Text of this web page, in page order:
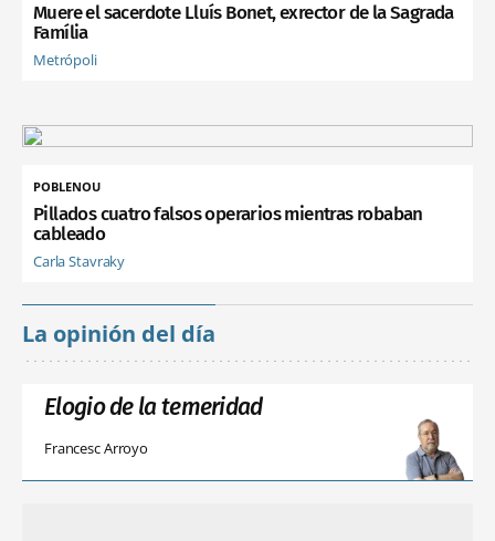
Muere el sacerdote Lluís Bonet, exrector de la Sagrada
Família
Metrópoli
POBLENOU
Pillados cuatro falsos operarios mientras robaban
cableado
Carla Stavraky
La opinión del día
Elogio de la temeridad
Francesc Arroyo